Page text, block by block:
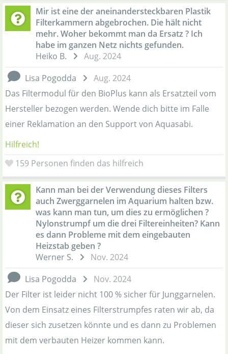
Mir ist eine der aneinandersteckbaren Plastik
Filterkammern abgebrochen. Die hält nicht
mehr. Woher bekommt man da Ersatz ? Ich
habe im ganzen Netz nichts gefunden.
Heiko B.
Aug. 2024
Lisa Pogodda
Aug. 2024
Das Filtermodul für den BioPlus kann als Ersatzteil vom
Hersteller bezogen werden. Wende dich bitte im Falle
einer Reklamation an den Support von Aquasabi.
Hilfreich!
159 Personen finden das hilfreich
Kann man bei der Verwendung dieses Filters
auch Zwerggarnelen im Aquarium halten bzw.
was kann man tun, um dies zu ermöglichen ?
Nylonstrumpf um die drei Filtereinheiten? Kann
es dann Probleme mit dem eingebauten
Heizstab geben ?
Werner S.
Nov. 2024
Lisa Pogodda
Nov. 2024
Der Filter ist leider nicht 100 % sicher für Junggarnelen.
Von dem Einsatz eines Filterstrumpfes raten wir ab, da
dieser sich zusetzen könnte und es dann zu Problemen
mit dem verbauten Heizer kommen kann.